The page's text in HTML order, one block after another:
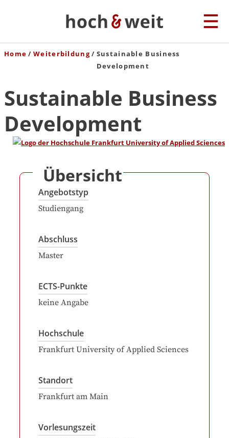
Home Weiterbildung
Sustainable Business
Development
Sustainable Business
Development
Übersicht
Angebotstyp
Studiengang
Abschluss
Master
ECTS-Punkte
keine Angabe
Hochschule
Frankfurt University of Applied Sciences
Standort
Frankfurt am Main
Vorlesungszeit